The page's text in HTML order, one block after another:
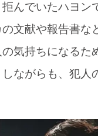
んでいたハヨン
文献や報告書な
気持ちになるた
ながらも、犯人